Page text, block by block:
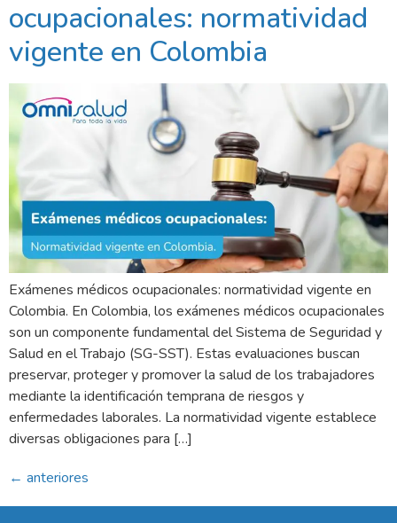
ocupacionales: normatividad
vigente en Colombia
Exámenes médicos ocupacionales: normatividad vigente en
Colombia. En Colombia, los exámenes médicos ocupacionales
son un componente fundamental del Sistema de Seguridad y
Salud en el Trabajo (SG-SST). Estas evaluaciones buscan
preservar, proteger y promover la salud de los trabajadores
mediante la identificación temprana de riesgos y
enfermedades laborales. La normatividad vigente establece
diversas obligaciones para […]
← anteriores